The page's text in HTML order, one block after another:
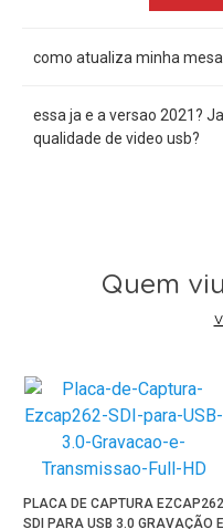
como atualiza minha
essa ja e a versao 2021?
qualidade de video usb?
Quem
PLACA DE CAPTURA EZCAP262
SDI PARA USB 3.0 GRAVAÇÃO E